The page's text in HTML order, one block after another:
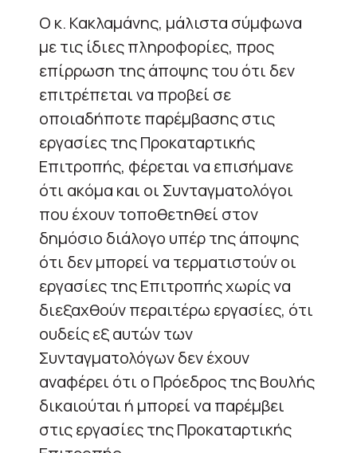
Ο κ. Κακλαμάνης, μάλιστα σύμφωνα
με τις ίδιες πληροφορίες, προς
επίρρωση της άποψης του ότι δεν
επιτρέπεται να προβεί σε
οποιαδήποτε παρέμβασης στις
εργασίες της Προκαταρτικής
Επιτροπής, φέρεται να επισήμανε
ότι ακόμα και οι Συνταγματολόγοι
που έχουν τοποθετηθεί στον
δημόσιο διάλογο υπέρ της άποψης
ότι δεν μπορεί να τερματιστούν οι
εργασίες της Επιτροπής χωρίς να
διεξαχθούν περαιτέρω εργασίες, ότι
ουδείς εξ αυτών των
Συνταγματολόγων δεν έχουν
αναφέρει ότι ο Πρόεδρος της Βουλής
δικαιούται ή μπορεί να παρέμβει
στις εργασίες της Προκαταρτικής